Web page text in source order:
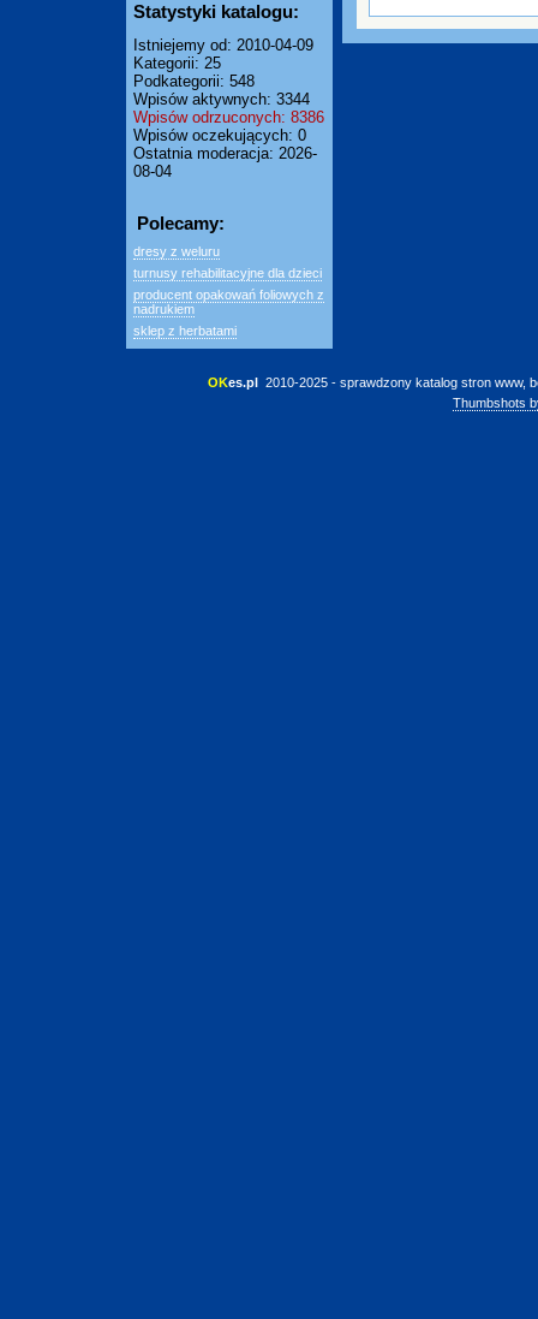
Statystyki katalogu:
Istniejemy od: 2010-04-09
Kategorii: 25
Podkategorii: 548
Wpisów aktywnych: 3344
Wpisów odrzuconych: 8386
Wpisów oczekujących: 0
Ostatnia moderacja: 2026-
08-04
Polecamy:
dresy z weluru
turnusy rehabilitacyjne dla dzieci
producent opakowań foliowych z
nadrukiem
sklep z herbatami
OKes.pl 2010-2025 - sprawdzony katalog stron www,
Thumbshots